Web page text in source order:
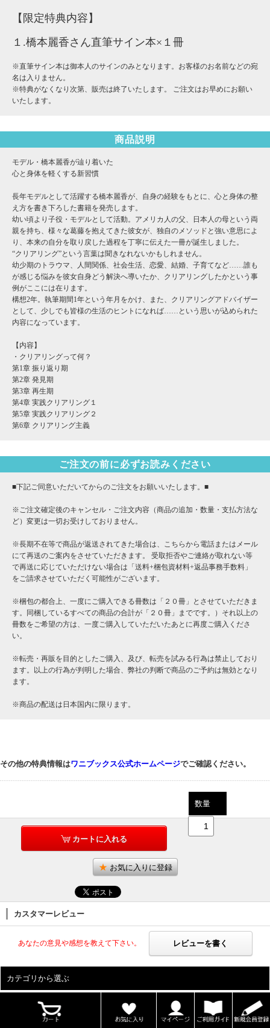
【限定特典内容】
１.橋本麗香さん直筆サイン本×１冊
※直筆サイン本は御本人のサインのみとなります。お客様のお名前などの宛
名は入りません。
※特典がなくなり次第、販売は終了いたします。 ご注文はお早めにお願い
いたします。
商品説明
モデル・橋本麗香が辿り着いた
心と身体を軽くする新習慣
長年モデルとして活躍する橋本麗香が、自身の経験をもとに、心と身体の整
え方を書き下ろした書籍を発売します。
幼い頃より子役・モデルとして活動。アメリカ人の父、日本人の母という両
親を持ち、様々な葛藤を抱えてきた彼女が、独自のメソッドと強い意思によ
り、本来の自分を取り戻した過程を丁寧に伝えた一冊が誕生しました。
“クリアリング”という言葉は聞きなれないかもしれません。
幼少期のトラウマ、人間関係、社会生活、恋愛、結婚、子育てなど……誰も
が感じる悩みを彼女自身どう解決へ導いたか、クリアリングしたかという事
例がここには在ります。
構想2年。執筆期間1年という年月をかけ、また、クリアリングアドバイザー
として、少しでも皆様の生活のヒントになれば……という思いが込められた
内容になっています。
【内容】
・クリアリングって何？
第1章 振り返り期
第2章 発見期
第3章 再生期
第4章 実践クリアリング１
第5章 実践クリアリング２
第6章 クリアリング主義
ご注文の前に必ずお読みください
■下記ご同意いただいてからのご注文をお願いいたします。■
※ご注文確定後のキャンセル・ご注文内容（商品の追加・数量・支払方法な
ど）変更は一切お受けしておりません。
※長期不在等で商品が返送されてきた場合は、こちらから電話またはメール
にて再送のご案内をさせていただきます。 受取拒否やご連絡が取れない等
で再送に応じていただけない場合は「送料+梱包資材料+返品事務手数料」
をご請求させていただく可能性がございます。
※梱包の都合上、一度にご購入できる冊数は「２０冊」とさせていただきま
す。同梱しているすべての商品の合計が「２０冊」までです。）それ以上の
冊数をご希望の方は、一度ご購入していただいたあとに再度ご購入くださ
い。
※転売・再販を目的としたご購入、及び、転売を試みる行為は禁止しており
ます。以上の行為が判明した場合、弊社の判断で商品のご予約は無効となり
ます。
※商品の配送は日本国内に限ります。
その他の特典情報はワニブックス公式ホームページでご確認ください。
数量
カートに入れる
お気に入りに登録
カスタマーレビュー
あなたの意見や感想を教えて下さい。 レビューを書く
カテゴリから選ぶ